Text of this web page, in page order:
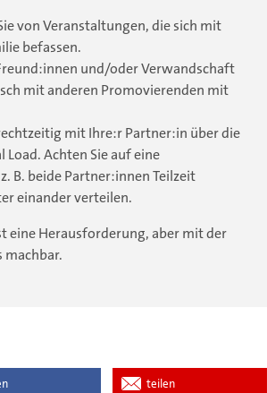
von Veranstaltungen, die sich mit
befassen.
und/oder Verwandschaft
mit anderen Promovierenden mit
mit Ihre:r Partner:in über die
Achten Sie auf eine
B. beide Partner:innen Teilzeit
einander verteilen.
eine Herausforderung, aber mit der
teilen